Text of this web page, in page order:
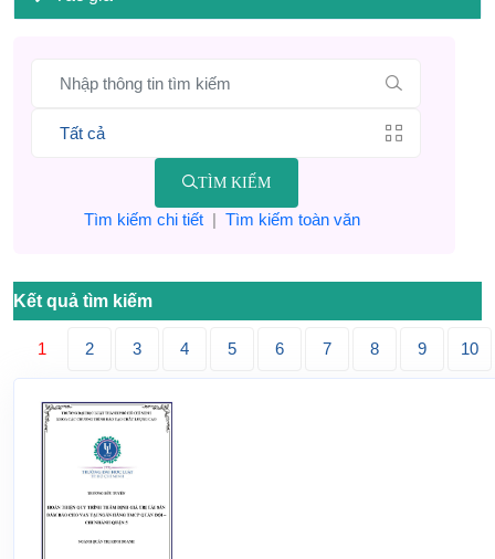
TÌM KIẾM
Tìm kiếm chi tiết| Tìm kiếm toàn văn
Kết quả tìm kiếm
1 2 3 4 5 6 7 8 9 10